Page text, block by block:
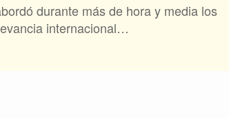
durante más de hora y media los
internacional…